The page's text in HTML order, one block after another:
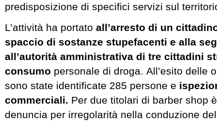
predisposizione di specifici servizi sul
L’attività ha portato all’arresto di un
spaccio di sostanze stupefacenti e alla
all’autorità amministrativa di tre cittadini
consumo personale di droga. All’esito delle
sono state identificate 285 persone e
commerciali. Per due titolari di barber shop
denuncia per irregolarità nella conduzione